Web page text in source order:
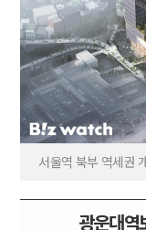
서울역 북부 역세권
광운대